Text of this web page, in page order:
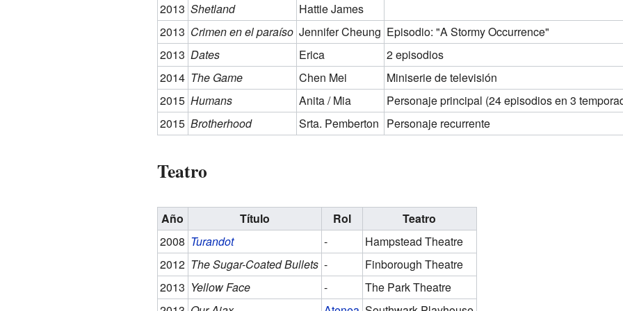
2013 Shetland
Hattie James
2013 Crimen en el paraíso Jennifer Cheung Episodio: "A Stormy Occurrence"
2013 Dates Erica
2 episodios
2014 The Game Chen Mei
Miniserie de televisión
2015 Humans Anita / Mia
Personaje principal (24 episodios en 3
2015 Brotherhood Srta. Pemberton Personaje recurrente
Teatro
Año Título Rol
Teatro
2008 Turandot -
Hampstead Theatre
2012 The Sugar-Coated Bullets -
Finborough Theatre
2013 Yellow Face -
The Park Theatre